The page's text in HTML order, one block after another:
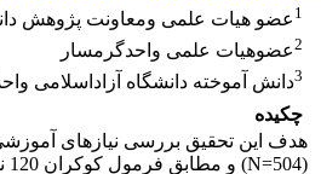
1 عضو هیات علمی ومعاونت پژوهش
2عضوهیات علمی واحدگرمسار
3دانش آموخته دانشگاه آزاداسلامی
چکیده
هدف این تحقیق بررسی نیازهای